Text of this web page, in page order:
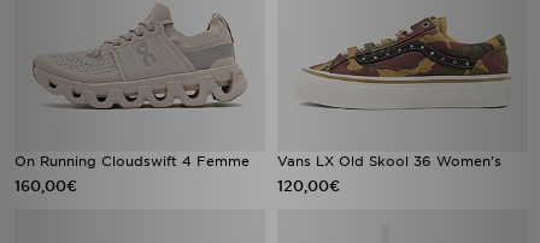
On Running Cloudswift 4 Femme
160,00€
Vans LX Old Skool 36 Women's
120,00€